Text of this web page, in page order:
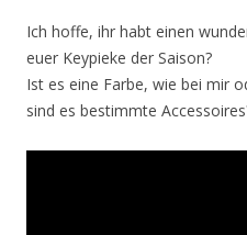
Ich hoffe, ihr habt einen
euer Keypieke der Saison?
Ist es eine Farbe, wie bei mir
sind es bestimmte